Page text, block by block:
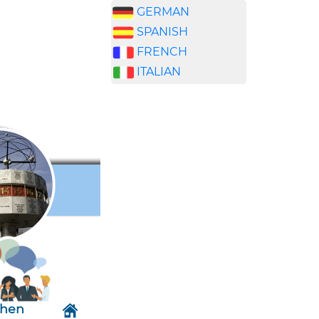
GERMAN
SPANISH
FRENCH
ITALIAN